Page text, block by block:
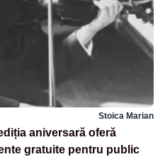
Stoica Marian
aniversară oferă
gratuite pentru public